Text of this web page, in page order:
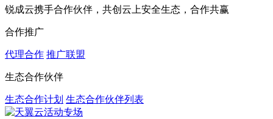
锐成云携手合作伙伴，共创云上安全生态，合作共赢
合作推广
代理合作 推广联盟
生态合作伙伴
生态合作计划 生态合作伙伴列表